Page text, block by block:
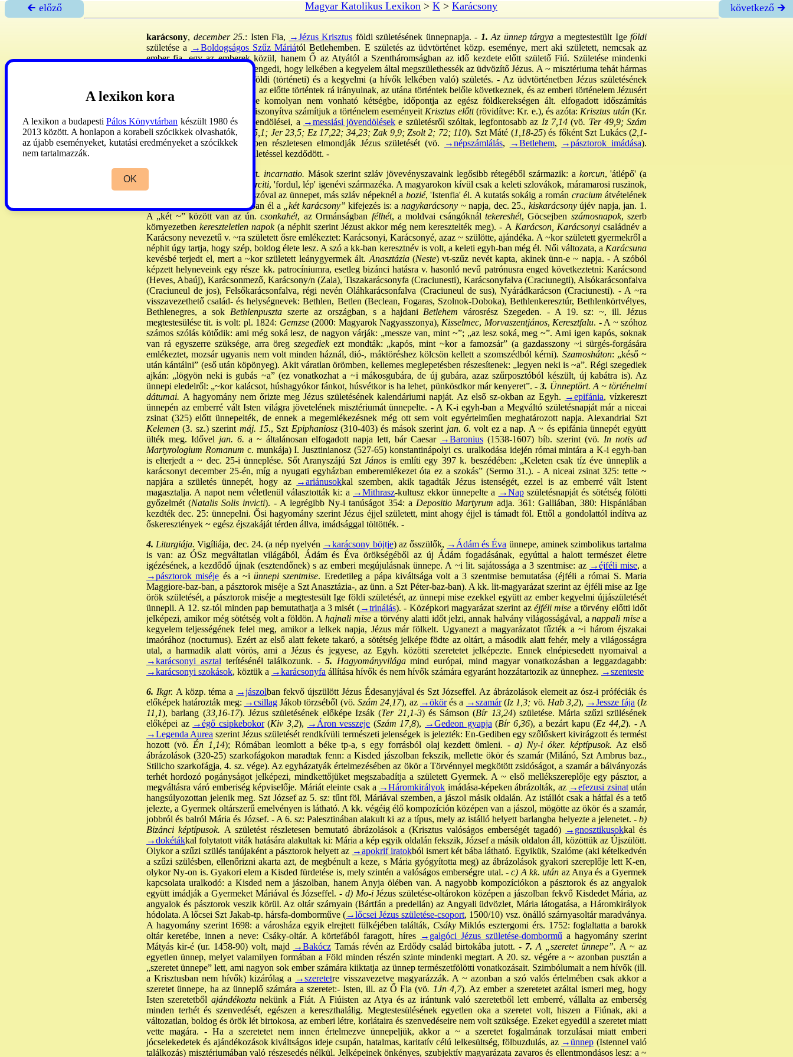
🡰 előző Magyar Katolikus Lexikon> K> Karácsony következő 🡲
karácsony, december 25.: Isten Fia, →Jézus Krisztus földi születésének ünnepnapja. - 1. Az ünnep tárgya a megtestestült Igeföldi
születése a
→Boldogságos Szűz Máriától Betlehemben. E születés az üdvtörténet közp. eseménye, mert aki született, nemcsak az
ember fia, egy az emberek közül, hanem Ő az Atyától a Szentháromságban az idő kezdete előtt születő Fiú. Születése mindenki
számára üdvösséget hoz, aki engedi, hogy lelkében a kegyelem által megszülethessék az üdvözítő Jézus. A ~ misztériuma tehát hármas
születés: az öröktől való, a földi (történeti) és a kegyelmi (a hívők lelkében való) születés. - Az üdvtörténetben Jézus születésének
fókusz és tengely jellege van: az előtte történtek rá irányulnak, az utána történtek belőle következnek, és az emberi történelem Jézusért
van. E születés történetisége komolyan nem vonható kétségbe, időpontja az egész földkerekségen ált. elfogadott időszámítás
): ehhez viszonyítva számítjuk a történelem eseményeit Krisztus előtt(rövidítve: Kr. e.), és azóta: Krisztus után(Kr.
u.). -Az ÓSzprófétáinak jövendölései, a →messiási jövendölések e születésről szóltak, legfontosabb az Iz 7,14(vö. Ter 49,9; Szám
24,17; Iz 9,1-6; 11,1-5; Mik 5,1; Jer 23,5; Ez 17,22; 34,23; Zak 9,9; Zsolt 2; 72; 110). Szt Máté (1,18-25) és főként Szt Lukács (2,1-
20) a→gyermekségtörténet ben részletesen elmondják Jézus születését (vö. →népszámlálás, →Betlehem, →pásztorok imádása).
e születéssel kezdődött. -
2.
gyökere vsz. a lat. incarnatio. Mások szerint szláv jövevényszavaink legősibb rétegéből származik: a korcun, 'átlépő' (a
korciti, 'fordul, lép' igenévi származéka. A magyarokon kívül csak a keleti szlovákok, máramarosi ruszinok,
valamint a huculok jelölik e szóval az ünnepet, más szláv népeknél a bozié, 'Istenfia' él. A kutatás sokáig a román cracium átvételének
tartotta a ~ szót. - A magyarban él a „két karácsony”kifejezés is: a nagykarácsony~ napja, dec. 25., kiskarácsonyújév napja, jan. 1.
A „két ~” között van az ún. csonkahét, az Ormánságban félhét, a moldvai csángóknál tekereshét, Göcsejben számosnapok, szerb
környezetben kereszteletlen napok(a néphit szerint Jézust akkor még nem keresztelték meg). - A Karácson, Karácsonyi családnév a
Karácsony nevezetű v. ~ra született ősre emlékeztet: Karácsonyi, Karácsonyé, azaz ~ szülötte, ajándéka. A ~kor született gyermekről a
néphit úgy tartja, hogy szép, boldog élete lesz. A szó a kk-ban keresztnév is volt, a keleti egyh-ban még él. Női változata, a Karácsuna
kevésbé terjedt el, mert a ~kor született leánygyermek ált. Anasztázia(Neste) vt-szűz nevét kapta, akinek ünn-e ~ napja. - A szóból
képzett helyneveink egy része kk. patrocíniumra, esetleg bizánci hatásra v. hasonló nevű patrónusra enged következtetni: Karácsond
(Heves, Abaúj), Karácsonmező, Karácsony/n (Zala), Tiszakarácsonyfa (Craciunesti), Karácsonyfalva (Craciunegti), Alsókarácsonfalva
(Craciuneul de jos), Felsőkarácsonfalva, régi nevén Oláhkarácsonfalva (Craciuneul de sus), Nyárádkarácson (Craciunesti). - A ~ra
visszavezethető család- és helységnevek: Bethlen, Betlen (Beclean, Fogaras, Szolnok-Doboka), Bethlenkeresztúr, Bethlenkörtvélyes,
Bethlenegres, a sokBethlenpusztaszerte az országban, s a hajdani Betlehem városrész Szegeden. - A 19. sz: ~, ill. Jézus
megtestesülése tit. is volt: pl. 1824: Gemzse(2000: Magyarok Nagyasszonya), Kisselmec, Morvaszentjános, Keresztfalu. - A ~ szóhoz
számos szólás kötődik: ami még soká lesz, de nagyon várják: „messze van, mint ~”; „az lesz soká, meg ~”. Ami igen kapós, soknak
van rá egyszerre szüksége, arra öregszegediekezt mondták: „kapós, mint ~kor a famozsár” (a gazdasszony ~i sürgés-forgására
emlékeztet, mozsár ugyanis nem volt minden háznál, dió-, máktöréshez kölcsön kellett a szomszédból kérni). Szamosháton: „késő ~
után kántálni” (eső után köpönyeg). Akit váratlan örömben, kellemes meglepetésben részesítenek: „legyen neki is ~a”. Régi szegediek
ajkán: „lögyön neki is gubás ~a” (ez vonatkozhat a ~i mákosgubára, de új gubára, azaz szűrposztóból készült, új kabátra is). Az
ünnepi eledelről: „~kor kalácsot, húshagyókor fánkot, húsvétkor is ha lehet, pünkösdkor már kenyeret”. -3. Ünneptört. A ~ történelmi
dátumai. A hagyomány nem őrizte meg Jézus születésének kalendáriumi napját. Az első sz-okban az Egyh. →epifánia, vízkereszt
ünnepén az emberré vált Isten világra jövetelének misztériumát ünnepelte. - A K-i egyh-ban a Megváltó születésnapját már a niceai
zsinat (325) előtt ünnepelték, de ennek a megemlékezésnek még ott sem volt egyértelműen meghatározott napja. Alexandriai Szt
Kelemen (3. sz.) szerint máj. 15., Szt Epiphaniosz(310-403) és mások szerint jan. 6.volt ez a nap. A ~ és epifánia ünnepét együtt
ülték meg. Idővel jan. 6. a ~ általánosan elfogadott napja lett, bár Caesar →Baronius (1538-1607) bíb. szerint (vö. In notis ad
Martyrologium Romanum c. munkája) I. Jusztinianosz (527-65) konstantinápolyi cs. uralkodása idején római mintára a K-i egyh-ban
is elterjedt a ~ dec. 25-i ünneplése. Sőt Aranyszájú SztJános is említi egy 397 k. beszédében: „Keleten csak tíz éve ünneplik a
karácsonyt december 25-én, míg a nyugati egyházban emberemlékezet óta ez a szokás” (Sermo 31.). - A niceai zsinat 325: tette ~
napjára a születés ünnepét, hogy az
→ariánusokkal szemben, akik tagadták Jézus istenségét, ezzel is az emberré vált Istent
magasztalja. A napot nem véletlenül választották ki: a →Mithrasz-kultusz ekkor ünnepelte a →Napszületésnapját és sötétség fölötti
győzelmét (Natalis Solis invicti). - A legrégibb Ny-i tanúságot 354: a Depositio Martyrum adja. 361: Galliában, 380: Hispániában
kezdték dec. 25: ünnepelni. Ősi hagyomány szerint Jézus éjjel született, mint ahogy éjjel is támadt föl. Ettől a gondolattól indítva az
őskeresztények ~ egész éjszakáját térden állva, imádsággal töltötték. -
4. Liturgiája. Vigíliája, dec. 24. (a nép nyelvén →karácsony böjtje) az ősszülők, →Ádám és Éva ünnepe, aminek szimbolikus tartalma
is van: az ÓSz megváltatlan világából, Ádám és Éva örökségéből az új Ádám fogadásának, egyúttal a halott természet életre
igézésének, a kezdődő újnak (esztendőnek) s az emberi megújulásnak ünnepe. A ~i lit. sajátossága a 3 szentmise: az →éjféli mise, a
→pásztorok miséje és a ~i ünnepi szentmise. Eredetileg a pápa kiváltsága volt a 3 szentmise bemutatása (éjféli a római S. Maria
Maggiore-baz-ban, a pásztorok miséje a Szt Anasztázia-, az ünn. a Szt Péter-baz-ban). A kk. lit-magyarázat szerint az éjféli mise az Ige
örök születését, a pásztorok miséje a megtestesült Ige földi születését, az ünnepi mise ezekkel együtt az ember kegyelmi újjászületését
ünnepli. A 12. sz-tól minden pap bemutathatja a 3 misét (→trinálás). - Középkori magyarázat szerint azéjféli mise a törvény előtti időt
jelképezi, amikor még sötétség volt a földön. A hajnali misea törvény alatti időt jelzi, annak halvány világosságával, a nappali misea
kegyelem teljességének felel meg, amikor a lelkek napja, Jézus már fölkelt. Ugyanezt a magyarázatot fűzték a ~i három éjszakai
imaórához (nocturnus). Ezért az első alatt fekete takaró, a sötétség jelképe födte az oltárt, a második alatt fehér, mely a világosságra
utal, a harmadik alatt vörös, ami a Jézus és jegyese, az Egyh. közötti szeretetet jelképezte. Ennek elnépiesedett nyomaival a
→karácsonyi asztal terítésénél találkozunk. - 5. Hagyományvilágamind európai, mind magyar vonatkozásban a leggazdagabb:
→karácsonyi szokások, köztük a →karácsonyfa állítása hívők és nem hívők számára egyaránt hozzátartozik az ünnephez. →szenteste
6. Ikgr. A közp. téma a →jászolban fekvő újszülött Jézus Édesanyjával és Szt Józseffel. Az ábrázolások elemeit az ósz-i próféciák és
előképek határozták meg: →csillagJákob törzséből (vö. Szám 24,17), az →ökörés a →szamár(Iz 1,3; vö. Hab 3,2), →Jessze fája (Iz
11,1), barlang (33,16-17). Jézus születésének előképe Izsák (Ter 21,1-3) és Sámson (Bír 13,24) születése. Mária szűzi szülésének
előképei az →égő csipkebokor(Kiv 3,2), →Áron vesszeje (Szám 17,8), →Gedeon gyapja (Bír 6,36), a bezárt kapu (Ez 44,2). - A
→Legenda Aurea szerint Jézus születését rendkívüli természeti jelenségek is jelezték: En-Gediben egy szőlőskert kivirágzott és termést
hozott (vö. Én 1,14); Rómában leomlott a béke tp-a, s egy forrásból olaj kezdett ömleni. -a) Ny-i óker. képtípusok. Az első
ábrázolások (320-25) szarkofágokon maradtak fenn: a Kisded jászolban fekszik, mellette ökör és szamár (Milánó, Szt Ambrus baz.,
Stilicho szarkofágja, 4. sz. vége). Az egyházatyák értelmezésében az ökör a Törvénnyel megkötött zsidóságot, a szamár a bálványozás
terhét hordozó pogányságot jelképezi, mindkettőjüket megszabadítja a született Gyermek. A ~ első mellékszereplője egy pásztor, a
megváltásra váró emberiség képviselője. Máriát eleinte csak a →Háromkirályok imádása-képeken ábrázolták, az →efezusi zsinatután
hangsúlyozottan jelenik meg. Szt József az 5. sz: tűnt föl, Máriával szemben, a jászol másik oldalán. Az istállót csak a hátfal és a tető
jelezte, a Gyermek oltárszerű emelvényen is látható. A kk. végéig élő kompozíción középen van a jászol, mögötte az ökör és a szamár,
jobbról és balról Mária és József. - A 6. sz: Palesztinában alakult ki az a típus, mely az istálló helyett barlangba helyezte a jelenetet. -b)
Bizánci képtípusok. A születést részletesen bemutató ábrázolások a (Krisztus valóságos emberségét tagadó) →gnosztikusokkal és
→dokétákkal folytatott viták hatására alakultak ki: Mária a kép egyik oldalán fekszik, József a másik oldalon áll, közöttük az Újszülött.
Olykor a szűzi szülés tanújaként a pásztorok helyett az →apokrif iratokból ismert két bába látható. Egyikük, Szalóme (aki kételkedvén
a szűzi szülésben, ellenőrizni akarta azt, de megbénult a keze, s Mária gyógyította meg) az ábrázolások gyakori szereplője lett K-en,
olykor Ny-on is. Gyakori elem a Kisded fürdetése is, mely szintén a valóságos emberségre utal. - c) A kk. után az Anya és a Gyermek
kapcsolata uralkodó: a Kisded nem a jászolban, hanem Anyja ölében van. A nagyobb kompozíciókon a pásztorok és az angyalok
együtt imádják a Gyermeket Máriával és Józseffel. - d) Mo-iJézus születése-oltárokon középen a jászolban fekvő Kisdedet Mária, az
angyalok és pásztorok veszik körül. Az oltár szárnyain (Bártfán a predellán) az Angyali üdvözlet, Mária látogatása, a Háromkirályok
hódolata. A lőcsei Szt Jakab-tp. hársfa-domborműve (→lőcsei Jézus születése-csoport, 1500/10) vsz. önálló szárnyasoltár maradványa.
A hagyomány szerint 1698: a városháza egyik elrejtett fülkéjében találták, CsákyMiklós esztergomi érs. 1752: foglaltatta a barokk
oltár keretébe, innen a neve: Csáky-oltár. A körtefából faragott, híres →galgóci Jézus születése-domborműa hagyomány szerint
Mátyás kir-é (ur. 1458-90) volt, majd →BakóczTamás révén az Erdődy család birtokába jutott. - 7. A „szeretet ünnepe”. A ~ az
egyetlen ünnep, melyet valamilyen formában a Föld minden részén szinte mindenki megtart. A 20. sz. végére a ~ azonban pusztán a
„szeretet ünnepe” lett, ami nagyon sok ember számára kiiktatja az ünnep természetfölötti vonatkozásait. Szimbólumait a nem hívők (ill.
a Krisztusban nem hívők) kizárólag a →szeretetre visszavezetve magyarázzák. A ~ azonban a szó valós értelmében csak akkor a
szeretet ünnepe, ha az ünneplő számára a szeretet:- Isten, ill. az Ő Fia (vö. 1Jn 4,7). Az ember a szeretetet azáltal ismeri meg, hogy
Isten szeretetből ajándékoztanekünk a Fiát. A Fiúisten az Atya és az irántunk való szeretetből lett emberré, vállalta az emberség
minden terhét és szenvedését, egészen a kereszthalálig. Megtestesülésének egyetlen oka a szeretet volt, hiszen a Fiúnak, aki a
változatlan, boldog és örök lét birtokosa, az emberi létre, korlátaira és szenvedéseire nem volt szüksége. Ezeket egyedül a szeretet miatt
vette magára. - Ha a szeretetet nem innen értelmezve ünnepeljük, akkor a ~ a szeretet fogalmának torzulásai miatt emberi
jócselekedetek és ajándékozások kiváltságos ideje csupán, hatalmas, karitatív célú lelkesültség, fölbuzdulás, az →ünnep (Istennel való
találkozás) misztériumában való részesedés nélkül. Jelképeinek önkényes, szubjektív magyarázata zavaros és ellentmondásos lesz: a ~
A lexikon kora
A lexikon a budapesti Pálos Könyvtárban készült 1980 és
2013 között. A honlapon a korabeli szócikkek olvashatók,
az újabb eseményeket, kutatási eredményeket a szócikkek
nem tartalmazzák.
OK